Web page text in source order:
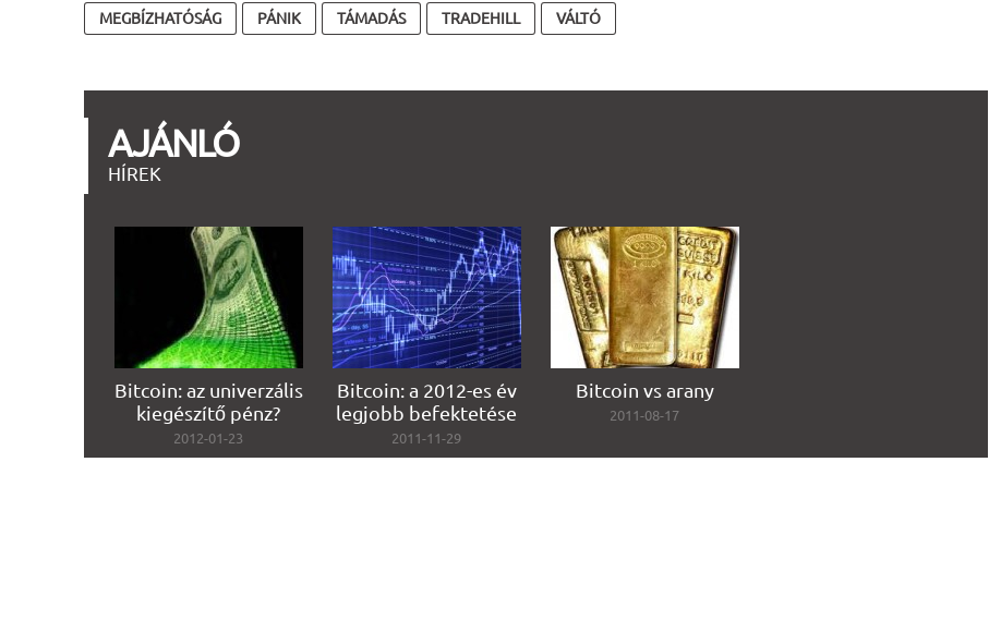
MEGBÍZHATÓSÁG PÁNIK TÁMADÁS TRADEHILL VÁLTÓ
AJÁNLÓ
HÍREK
Bitcoin: az univerzális
kiegészítő pénz?
2012-01-23
Bitcoin: a 2012-es év
legjobb befektetése
2011-11-29
Bitcoin vs arany
2011-08-17